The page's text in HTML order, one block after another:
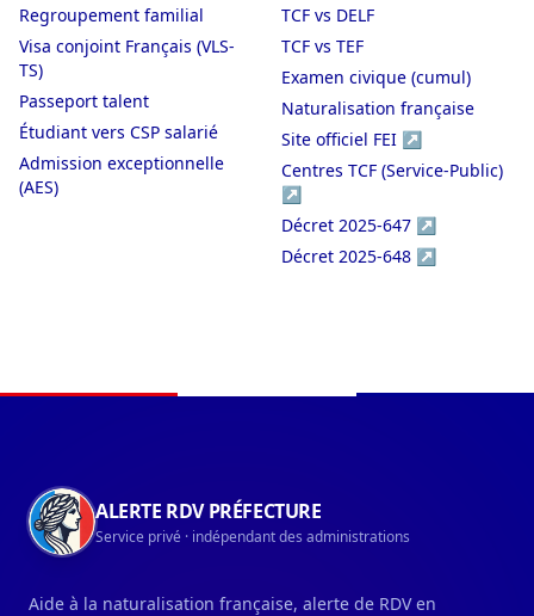
Regroupement familial
Visa conjoint Français (VLS-
TS)
Passeport talent
Étudiant vers CSP salarié
Admission exceptionnelle
(AES)
TCF vs DELF
TCF vs TEF
Examen civique (cumul)
Naturalisation française
Site officiel FEI ↗
Centres TCF (Service-Public)
↗
Décret 2025-647 ↗
Décret 2025-648 ↗
ALERTE RDV PRÉFECTURE
Service privé · indépendant des administrations
Aide à la naturalisation française, alerte de RDV en